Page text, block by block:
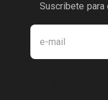
Suscribete